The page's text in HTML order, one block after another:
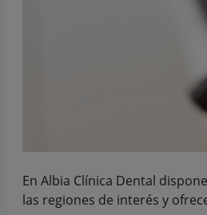
En Albia Clínica Dental
las regiones de interés y